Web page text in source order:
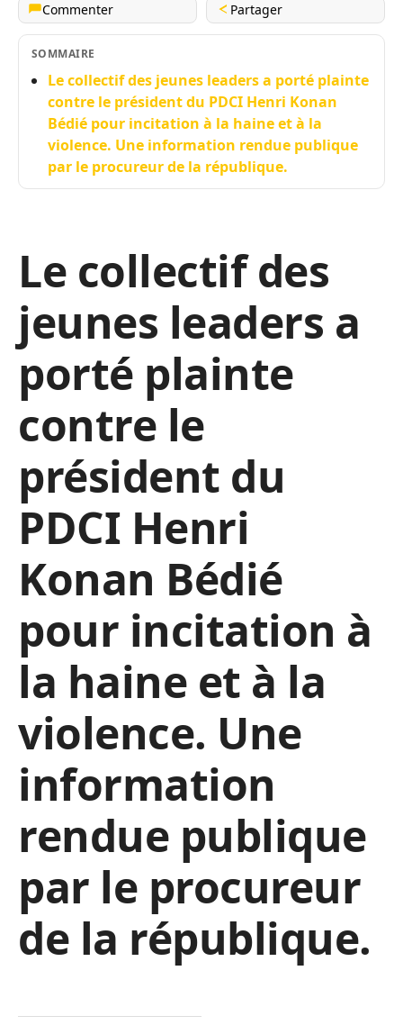
Commenter
Partager
SOMMAIRE
Le collectif des jeunes leaders a porté plainte
contre le président du PDCI Henri Konan
Bédié pour incitation à la haine et à la
violence. Une information rendue publique
par le procureur de la république.
Le collectif des
jeunes leaders a
porté plainte
contre le
président du
PDCI Henri
Konan Bédié
pour incitation à
la haine et à la
violence. Une
information
rendue publique
par le procureur
de la république.